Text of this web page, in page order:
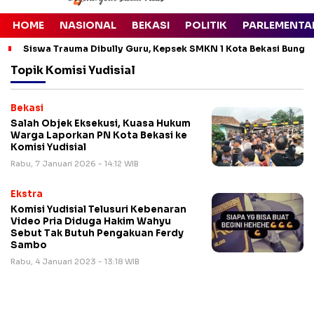
HOME NASIONAL BEKASI POLITIK
Siswa Trauma Dibully Guru, Kepsek SMKN 1 Kota Bekasi
Topik Komisi Yudisial
Bekasi
Salah Objek Eksekusi, Kuasa Hukum
Warga Laporkan PN Kota Bekasi ke
Komisi Yudisial
Rabu, 7 Januari 2026 - 14:12 WIB
Ekstra
Komisi Yudisial Telusuri Kebenaran
Video Pria Diduga Hakim Wahyu
Sebut Tak Butuh Pengakuan Ferdy
Sambo
Rabu, 4 Januari 2023 - 13:18 WIB